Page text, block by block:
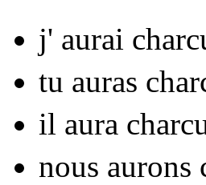
j' aurai
tu auras
il aura
nous aurons